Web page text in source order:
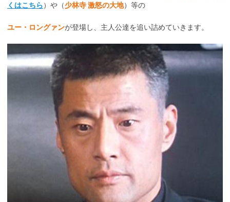
くはこちら）や（少林寺 激怒の大地）等の
ユー・ロングァンが登場し、主人公達を追い詰めていきます。